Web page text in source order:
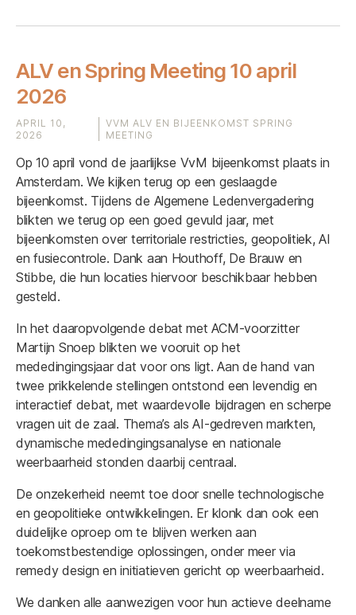
ALV en Spring Meeting 10 april
2026
APRIL 10,
2026
VVM ALV EN BIJEENKOMST SPRING
MEETING
Op 10 april vond de jaarlijkse VvM bijeenkomst plaats in
Amsterdam. We kijken terug op een geslaagde
bijeenkomst. Tijdens de Algemene Ledenvergadering
blikten we terug op een goed gevuld jaar, met
bijeenkomsten over territoriale restricties, geopolitiek, AI
en fusiecontrole. Dank aan Houthoff, De Brauw en
Stibbe, die hun locaties hiervoor beschikbaar hebben
gesteld.
In het daaropvolgende debat met ACM-voorzitter
Martijn Snoep blikten we vooruit op het
mededingingsjaar dat voor ons ligt. Aan de hand van
twee prikkelende stellingen ontstond een levendig en
interactief debat, met waardevolle bijdragen en scherpe
vragen uit de zaal. Thema’s als AI-gedreven markten,
dynamische mededingingsanalyse en nationale
weerbaarheid stonden daarbij centraal.
De onzekerheid neemt toe door snelle technologische
en geopolitieke ontwikkelingen. Er klonk dan ook een
duidelijke oproep om te blijven werken aan
toekomstbestendige oplossingen, onder meer via
remedy design en initiatieven gericht op weerbaarheid.
We danken alle aanwezigen voor hun actieve deelname